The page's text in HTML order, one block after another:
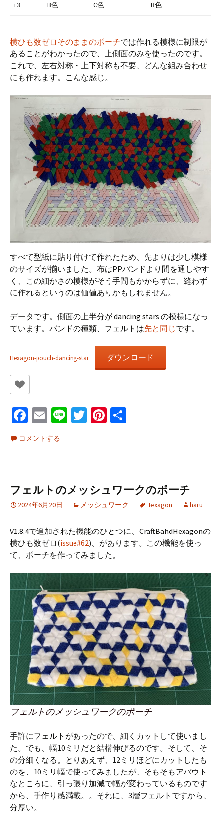
+3 B色 C色 B色
横ひも数ゼロそのままのポーチでは作れる模様に制限が
あることがわかったので、上側面のみを使ったのです。
これで、左右対称・上下対称も不要、どんな組み合わせ
にも作れます。こんな感じ。
すべて型紙に貼り付けて作れたため、先よりは少し模様
のサイズが揃いました。布はPPバンドより間を通しやす
く、この細かさの模様がそう手間もかからずに、縫わず
に作れるというのは価値ありかもしれません。
データです。側面の上半分が dancing stars の模様になっ
ています。バンドの種類、フェルトは先と同じです。
Hexagon-pouch-dancing-star ダウンロード
Fa
ce
b
k
E
m
ai
Li T
Pi
コメントする
フェルトのメッシュワークのポーチ
2024年6月20日 メッシュワーク Hexagon haru
V1.8.4で追加された機能のひとつに、CraftBahdHexagonの
横ひも数ゼロ(issue#62)、があります。この機能を使っ
て、ポーチを作ってみました。
フェルトのメッシュワークのポーチ
手許にフェルトがあったので、細くカットして使いまし
た。でも、幅10ミリだと結構伸びるのです。そして、そ
の分細くなる。とりあえず、12ミリほどにカットしたも
のを、10ミリ幅で使ってみましたが、そもそもアバウト
なところに、引っ張り加減で幅が変わっているものです
から、手作り感満載。。それに、3層フェルトですから、
分厚い。